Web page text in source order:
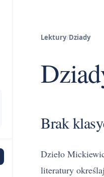
Lektury/Dziady
Brak
Dzieło
literatury